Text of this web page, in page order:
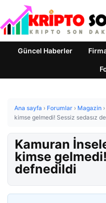
Güncel Haberler
Ana sayfa › Forumlar › Magazin ›
kimse gelmedi! Sessiz sedasız
Kamuran
kimse
defnedildi